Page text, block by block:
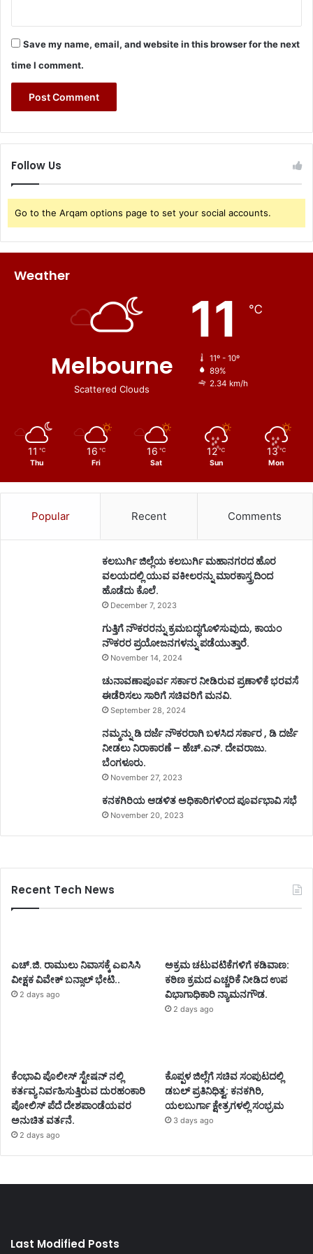
Save my name, email, and website in this browser for the next
time I comment.
Follow Us
Go to the Arqam options page to set your social accounts.
Weather
Melbourne
Scattered Clouds
11 ℃
11º - 10º
89%
2.34 km/h
11 ℃
Thu
16 ℃
Fri
16 ℃
Sat
12 ℃
Sun
13 ℃
Mon
Popular Recent Comments
ಕಲಬುರ್ಗಿ ಜಿಲ್ಲೆಯ ಕಲಬುರ್ಗಿ ಮಹಾನಗರದ ಹೊರ
ವಲಯದಲ್ಲಿ ಯುವ ವಕೀಲರನ್ನು ಮಾರಕಾಸ್ತ್ರದಿಂದ
ಹೊಡೆದು ಕೊಲೆ.
December 7, 2023
ಗುತ್ತಿಗೆ ನೌಕರರನ್ನು ಕ್ರಮಬದ್ಧಗೊಳಿಸುವುದು, ಕಾಯಂ
ನೌಕರರ ಪ್ರಯೋಜನಗಳನ್ನು ಪಡೆಯುತ್ತಾರೆ.
November 14, 2024
ಚುನಾವಣಾಪೂರ್ವ ಸರ್ಕಾರ ನೀಡಿರುವ ಪ್ರಣಾಳಿಕೆ ಭರವಸೆ
ಈಡೆರಿಸಲು ಸಾರಿಗೆ ಸಚಿವರಿಗೆ ಮನವಿ.
September 28, 2024
ನಮ್ಮನ್ನು ಡಿ ದರ್ಜೆ ನೌಕರರಾಗಿ ಬಳಸಿದ ಸರ್ಕಾರ , ಡಿ ದರ್ಜೆ
ನೀಡಲು ನಿರಾಕಾರಣೆ – ಹೆಚ್.ಎನ್. ದೇವರಾಜು.
ಬೆಂಗಳೂರು.
November 27, 2023
ಕನಕಗಿರಿಯ ಆಡಳಿತ ಅಧಿಕಾರಿಗಳಿಂದ ಪೂರ್ವಭಾವಿ ಸಭೆ
November 20, 2023
Recent Tech News
ಎಚ್.ಜಿ. ರಾಮುಲು ನಿವಾಸಕ್ಕೆ ಎಐಸಿಸಿ
ವೀಕ್ಷಕ ವಿವೇಕ್ ಬನ್ಸಾಲ್ ಭೇಟಿ..
2 days ago
ಅಕ್ರಮ ಚಟುವಟಿಕೆಗಳಿಗೆ ಕಡಿವಾಣ:
ಕಠಿಣ ಕ್ರಮದ ಎಚ್ಚರಿಕೆ ನೀಡಿದ ಉಪ
ವಿಭಾಗಾಧಿಕಾರಿ ನ್ಯಾಮನಗೌಡ.
2 days ago
ಕೆಂಭಾವಿ ಪೊಲೀಸ್ ಸ್ಟೇಷನ್ ನಲ್ಲಿ
ಕರ್ತವ್ಯ ನಿರ್ವಹಿಸುತ್ತಿರುವ ದುರಹಂಕಾರಿ
ಪೋಲಿಸ್ ಪೆದೆ ದೇಶಪಾಂಡೆಯವರ
ಅನುಚಿತ ವರ್ತನೆ.
2 days ago
ಕೊಪ್ಪಳ ಜಿಲ್ಲೆಗೆ ಸಚಿವ ಸಂಪುಟದಲ್ಲಿ
ಡಬಲ್ ಪ್ರತಿನಿಧಿತ್ವ: ಕನಕಗಿರಿ,
ಯಲಬುರ್ಗಾ ಕ್ಷೇತ್ರಗಳಲ್ಲಿ ಸಂಭ್ರಮ
3 days ago
Last Modified Posts